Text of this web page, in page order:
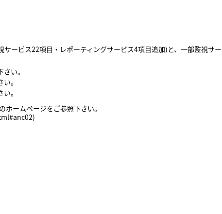
ービス22項目・レポーティングサービス4項目追加)と、一部監視サー
い。
。
。
ームページをご参照下さい。